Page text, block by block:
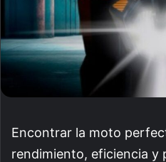
Encontrar la moto
rendimiento, eficiencia y